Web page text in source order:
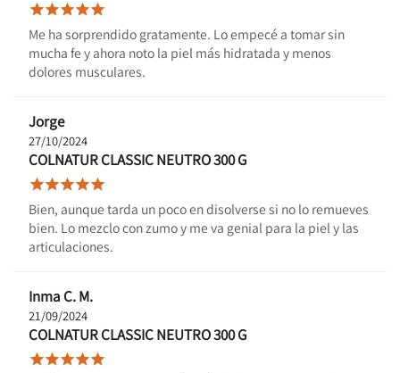

Me ha sorprendido gratamente. Lo empecé a tomar sin
mucha fe y ahora noto la piel más hidratada y menos
dolores musculares.
Jorge
27/10/2024
COLNATUR CLASSIC NEUTRO 300 G

Bien, aunque tarda un poco en disolverse si no lo remueves
bien. Lo mezclo con zumo y me va genial para la piel y las
articulaciones.
Inma C. M.
21/09/2024
COLNATUR CLASSIC NEUTRO 300 G
